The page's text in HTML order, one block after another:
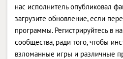
нас исполнитель опубликовал
загрузите обновление, если
программы. Регистрируйтесь в
сообщества, ради того, чтобы
взломанные игры и различные